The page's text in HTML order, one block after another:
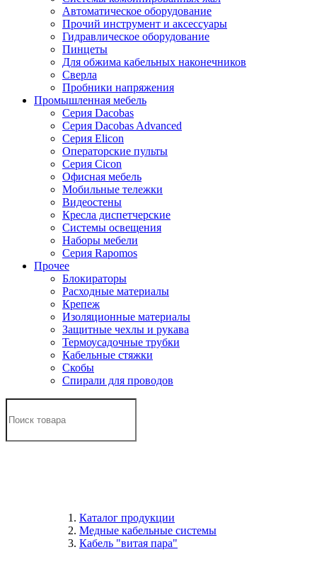
Автоматическое оборудование
Прочий инструмент и аксессуары
Гидравлическое оборудование
Пинцеты
Для обжима кабельных наконечников
Сверла
Пробники напряжения
Промышленная мебель
Серия Dacobas
Серия Dacobas Advanced
Серия Elicon
Операторские пульты
Серия Cicon
Офисная мебель
Мобильные тележки
Видеостены
Кресла диспетчерские
Системы освещения
Наборы мебели
Серия Rapomos
Прочее
Блокираторы
Расходные материалы
Крепеж
Изоляционные материалы
Защитные чехлы и рукава
Термоусадочные трубки
Кабельные стяжки
Скобы
Спирали для проводов
Каталог продукции
Медные кабельные системы
Кабель "витая пара"